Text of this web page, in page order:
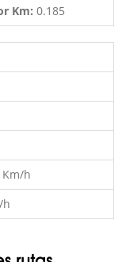
Km: 0.185
Km/h
h